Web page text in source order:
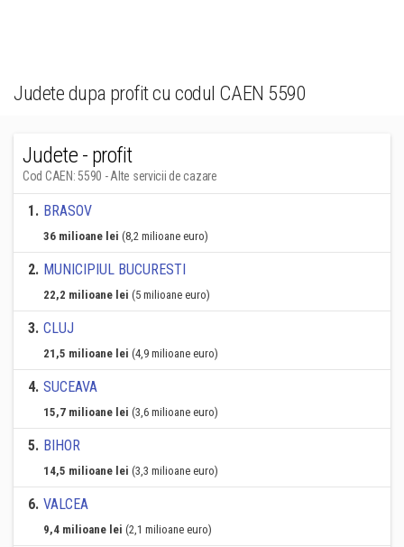
Judete dupa profit cu codul CAEN 5590
Judete - profit
Cod CAEN: 5590 - Alte servicii de cazare
1. BRASOV
36 milioane lei (8,2 milioane euro)
2. MUNICIPIUL BUCURESTI
22,2 milioane lei (5 milioane euro)
3. CLUJ
21,5 milioane lei (4,9 milioane euro)
4. SUCEAVA
15,7 milioane lei (3,6 milioane euro)
5. BIHOR
14,5 milioane lei (3,3 milioane euro)
6. VALCEA
9,4 milioane lei (2,1 milioane euro)